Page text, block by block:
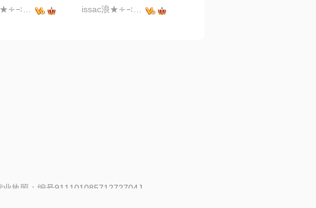
业执照：编号91110108571272704J